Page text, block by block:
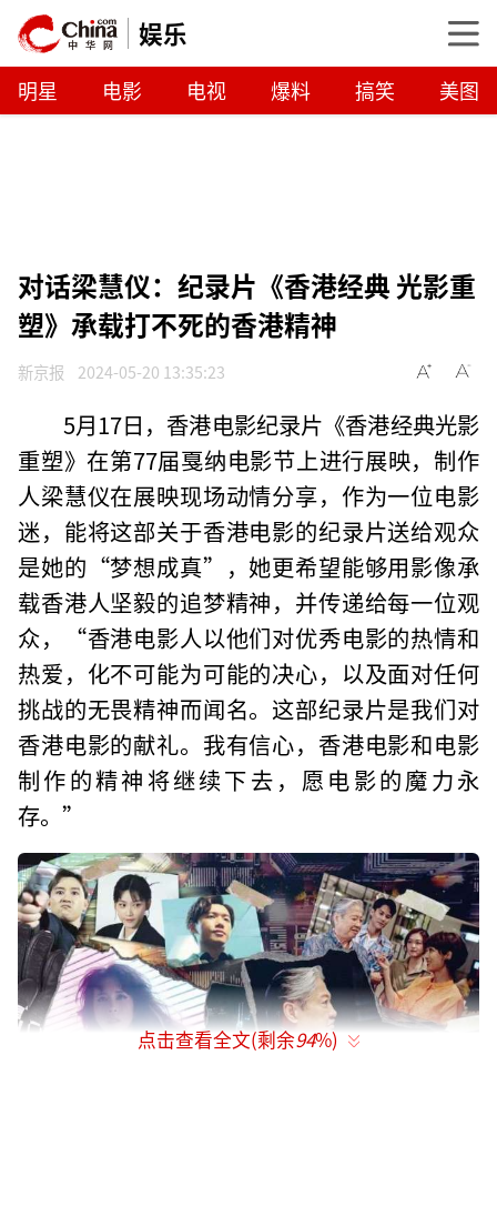
娱乐
明星 电影 电视 爆料 搞笑 美图
对话梁慧仪：纪录片《香港经典 光影重
塑》承载打不死的香港精神
新京报 2024-05-20 13:35:23
5月17日，香港电影纪录片《香港经典光影
重塑》在第77届戛纳电影节上进行展映，制作
人梁慧仪在展映现场动情分享，作为一位电影
迷，能将这部关于香港电影的纪录片送给观众
是她的“梦想成真”，她更希望能够用影像承
载香港人坚毅的追梦精神，并传递给每一位观
众，“香港电影人以他们对优秀电影的热情和
热爱，化不可能为可能的决心，以及面对任何
挑战的无畏精神而闻名。这部纪录片是我们对
香港电影的献礼。我有信心，香港电影和电影
制作的精神将继续下去，愿电影的魔力永
存。”
点击查看全文(剩余94%)